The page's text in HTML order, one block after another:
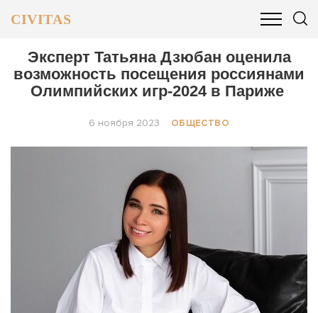
CIVITAS
ОБЩЕСТВО БИЗНЕС И ФИНАНСЫ
Эксперт Татьяна Дзюбан оценила
возможность посещения россиянами
Олимпийских игр-2024 в Париже
6 ноября 2023 ОБЩЕСТВО